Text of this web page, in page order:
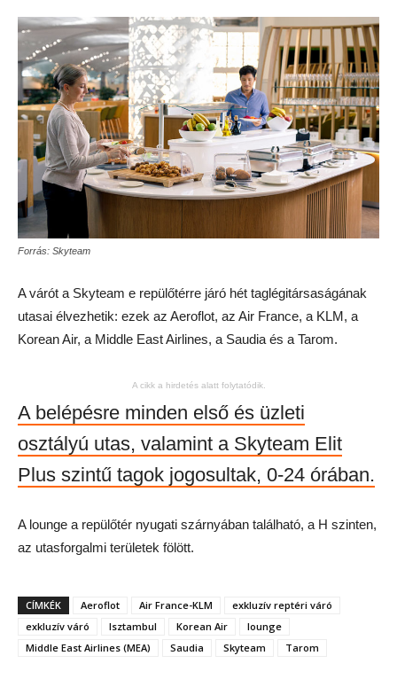
Forrás: Skyteam
A várót a Skyteam e repülőtérre járó hét taglégitársaságának
utasai élvezhetik: ezek az Aeroflot, az Air France, a KLM, a
Korean Air, a Middle East Airlines, a Saudia és a Tarom.
A cikk a hirdetés alatt folytatódik.
A belépésre minden első és üzleti
osztályú utas, valamint a Skyteam Elit
Plus szintű tagok jogosultak, 0-24 órában.
A lounge a repülőtér nyugati szárnyában található, a H szinten,
az utasforgalmi területek fölött.
CÍMKÉK Aeroflot Air France-KLM
exkluzív reptéri váró
exkluzív váró
Isztambul Korean Air
lounge
Middle East Airlines (MEA)
Saudia Skyteam Tarom